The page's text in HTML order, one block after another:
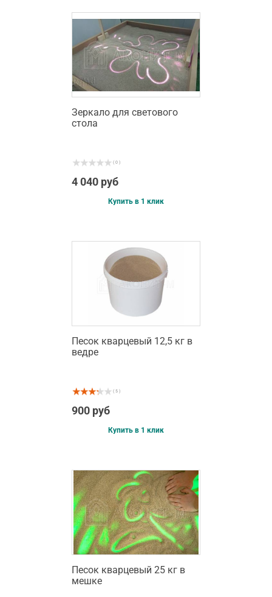
Зеркало для светового
стола
( 0 )
4 040 руб
Купить в 1 клик
Песок кварцевый 12,5 кг в
ведре
( 5 )
900 руб
Купить в 1 клик
Песок кварцевый 25 кг в
мешке